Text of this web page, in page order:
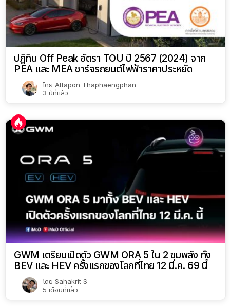
ปฏิทิน Off Peak อัตรา TOU ปี 2567 (2024) จาก
PEA และ MEA ชาร์จรถยนต์ไฟฟ้าราคาประหยัด
โดย Attapon Thaphaengphan
3 ปีที่แล้ว
GWM เตรียมเปิดตัว GWM ORA 5 ใน 2 ขุมพลัง ทั้ง
BEV และ HEV ครั้งแรกของโลกที่ไทย 12 มี.ค. 69 นี้
โดย Sahakrit S
5 เดือนที่แล้ว